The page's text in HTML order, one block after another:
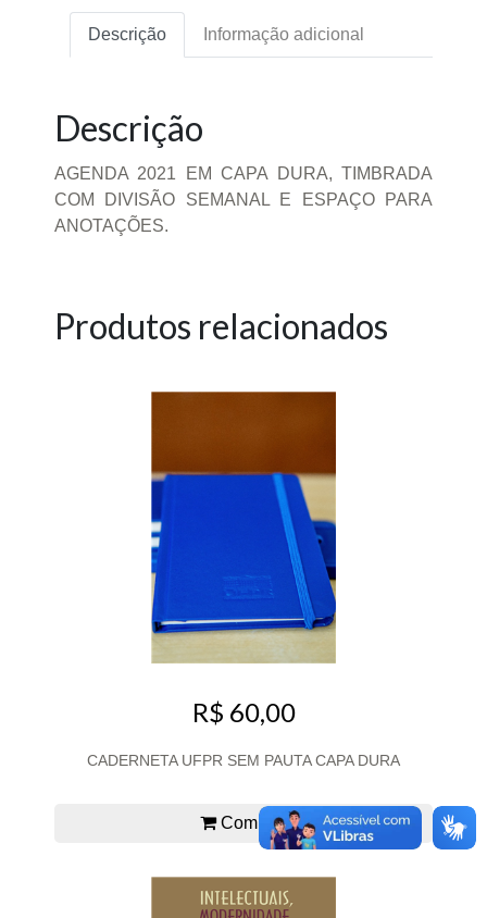
Descrição Informação adicional
Descrição
AGENDA 2021 EM CAPA DURA, TIMBRADA
COM DIVISÃO SEMANAL E ESPAÇO PARA
ANOTAÇÕES.
Produtos relacionados
R$ 60,00
CADERNETA UFPR SEM PAUTA CAPA DURA
Comprar